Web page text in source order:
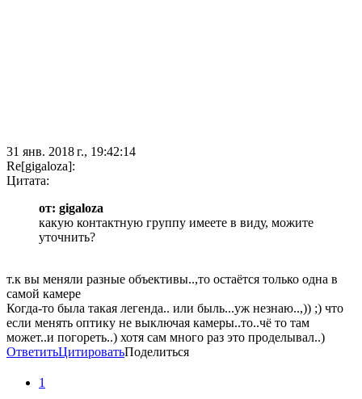
31 янв. 2018 г., 19:42:14
Re[gigaloza]:
Цитата:
от: gigaloza
какую контактную группу имеете в виду, можите
уточнить?
т.к вы меняли разные объективы..,то остаётся только одна в
самой камере
Когда-то была такая легенда.. или быль...уж незнаю..,)) ;) что
если менять оптику не выключая камеры..то..чё то там
может..и погореть..) хотя сам много раз это проделывал..)
ОтветитьЦитироватьПоделиться
1